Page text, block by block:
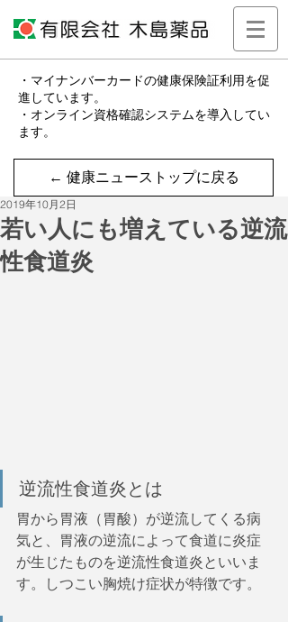
・マイナンバーカードの健康保険証利用を促
進しています。
・オンライン資格確認システムを導入してい
ます。
← 健康ニューストップに戻る
若い人にも増えている逆流
性食道炎
2019年10月2日
逆流性食道炎とは
胃から胃液（胃酸）が逆流してくる病
気と、胃液の逆流によって食道に炎症
が生じたものを逆流性食道炎といいま
す。しつこい胸焼け症状が特徴です。